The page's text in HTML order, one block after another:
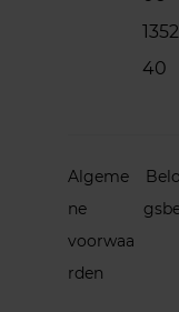
40
Algeme
ne
voorwaa
rden